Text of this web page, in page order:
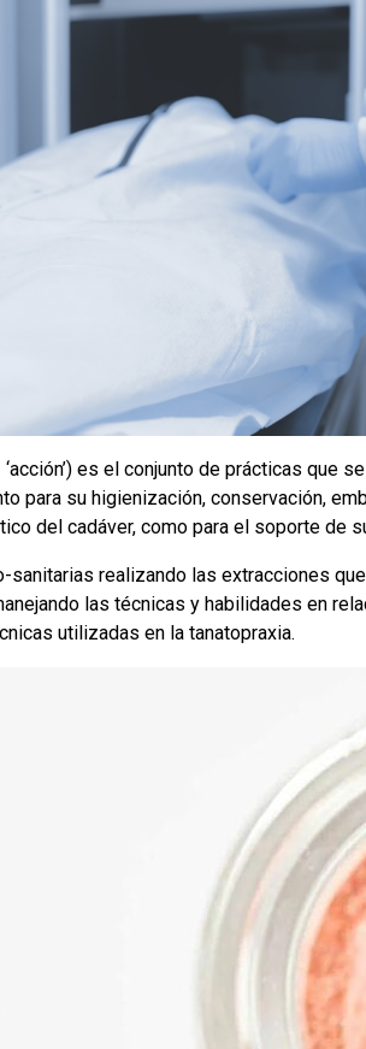
es el conjunto de prácticas que
para su higienización, conservación,
del cadáver, como para el soporte de
sanitarias realizando las extracciones
las técnicas y habilidades en
utilizadas en la tanatopraxia.